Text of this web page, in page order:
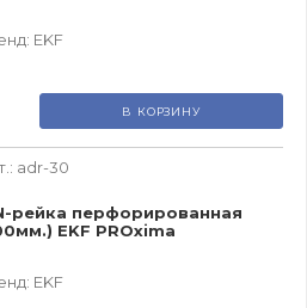
EKF
В КОРЗИНУ
adr-30
рейка перфорированная
EKF PROxima
EKF